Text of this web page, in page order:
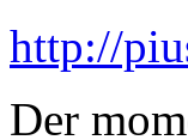
http://
Der